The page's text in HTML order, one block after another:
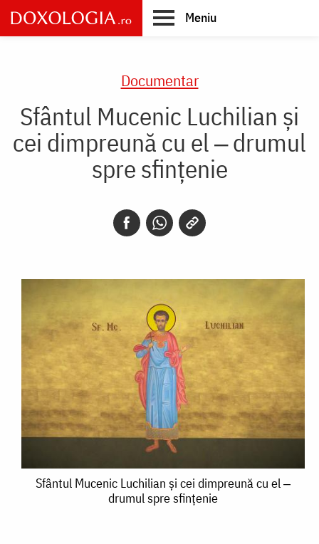
Skip
to
main
Meniu
Documentar
Sfântul Mucenic Luchilian și
cei dimpreună cu el ‒ drumul
spre sfințenie
Sfântul
Sfântul Mucenic Luchilian și cei dimpreună cu el ‒
drumul spre sfințenie